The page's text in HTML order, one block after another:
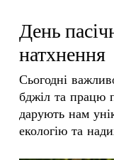
День
натхнення
Сьогодні
бджіл та працю
дарують нам
екологію та